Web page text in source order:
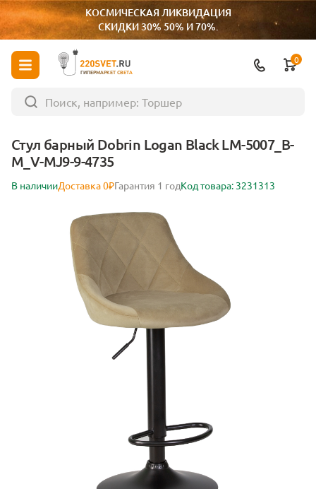
КОСМИЧЕСКАЯ ЛИКВИДАЦИЯ
СКИДКИ 30% 50% И 70%.
ГИПЕРМАРКЕТ СВЕТА
0
Стул барный Dobrin Logan Black LM-5007_B-
M_V-MJ9-9-4735
В наличииДоставка 0₽Гарантия 1 годКод товара: 3231313